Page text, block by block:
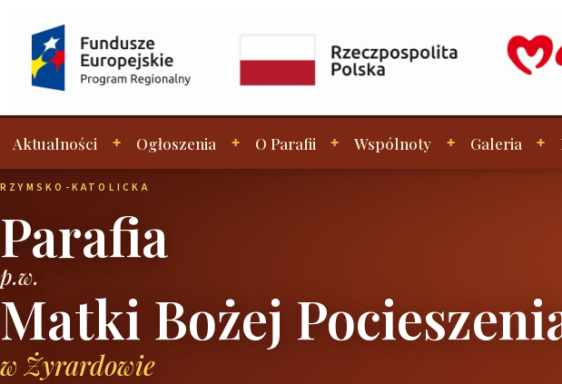
Aktualności Ogłoszenia O Parafii Wspólnoty Galeria
RZYMSKO-KATOLICKA
Parafia
p.w.
Matki Bożej
w Żyrardowie